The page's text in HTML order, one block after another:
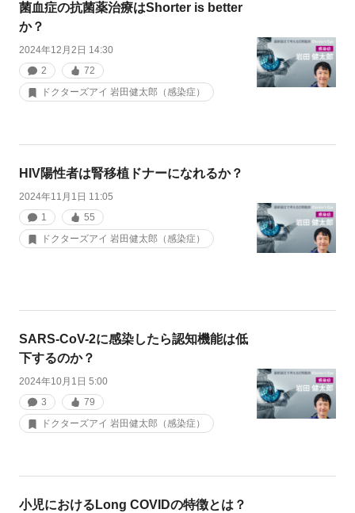
菌血症の抗菌薬治療はShorter is better
か？
2024年12月2日 14:30
2
72
ドクターズアイ 岩田健太郎（感染症）
HIV陽性者は腎移植ドナーになれるか？
2024年11月1日 11:05
1
55
ドクターズアイ 岩田健太郎（感染症）
SARS-CoV-2に感染したら認知機能は低
下するのか？
2024年10月1日 5:00
3
79
ドクターズアイ 岩田健太郎（感染症）
小児におけるLong COVIDの特徴とは？